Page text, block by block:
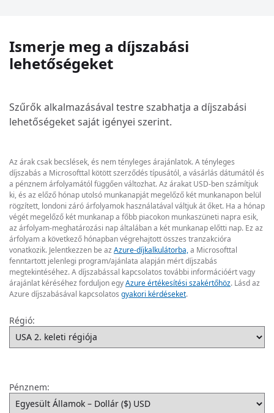
Ismerje meg a díjszabási
lehetőségeket
Szűrők alkalmazásával testre szabhatja a díjszabási
lehetőségeket saját igényei szerint.
Az árak csak becslések, és nem tényleges árajánlatok. A tényleges
díjszabás a Microsofttal kötött szerződés típusától, a vásárlás dátumától és
a pénznem árfolyamától függően változhat. Az árakat USD-ben számítjuk
ki, és az előző hónap utolsó munkanapját megelőző két munkanapon belül
rögzített, londoni záró árfolyamok használatával váltjuk át őket. Ha a hónap
végét megelőző két munkanap a főbb piacokon munkaszüneti napra esik,
az árfolyam-meghatározási nap általában a két munkanap előtti nap. Ez az
árfolyam a következő hónapban végrehajtott összes tranzakcióra
vonatkozik. Jelentkezzen be az Azure-díjkalkulátorba,a Microsofttal
fenntartott jelenlegi program/ajánlata alapján mért díjszabás
megtekintéséhez. A díjszabással kapcsolatos további információért vagy
árajánlat kéréséhez forduljon egyAzure értékesítési szakértőhöz. Lásd az
Azure díjszabásával kapcsolatos gyakori kérdéseket.
Régió:
Pénznem: